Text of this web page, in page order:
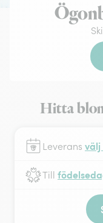
Hitta
Leverans välj
Till